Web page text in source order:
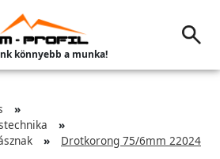
könnyebb a munka!
Drotkorong 75/6mm 22024